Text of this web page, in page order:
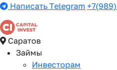
Написать Telegram
Саратов
Займы
Инвесторам